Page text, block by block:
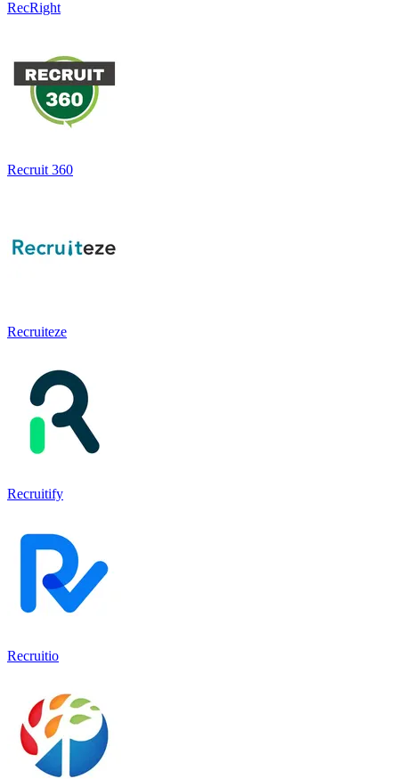
RecRight
Recruit 360
Recruiteze
Recruitify
Recruitio